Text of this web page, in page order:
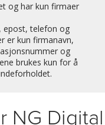
og har kun firmaer
epost, telefon og
er kun firmanavn,
og
brukes kun for å
NG Digital